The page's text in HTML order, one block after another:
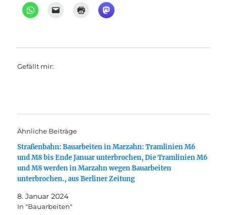
Gefällt mir:
Ähnliche Beiträge
Straßenbahn: Bauarbeiten in Marzahn: Tramlinien M6
und M8 bis Ende Januar unterbrochen, Die Tramlinien M6
und M8 werden in Marzahn wegen Bauarbeiten
unterbrochen., aus Berliner Zeitung
8. Januar 2024
In "Bauarbeiten"